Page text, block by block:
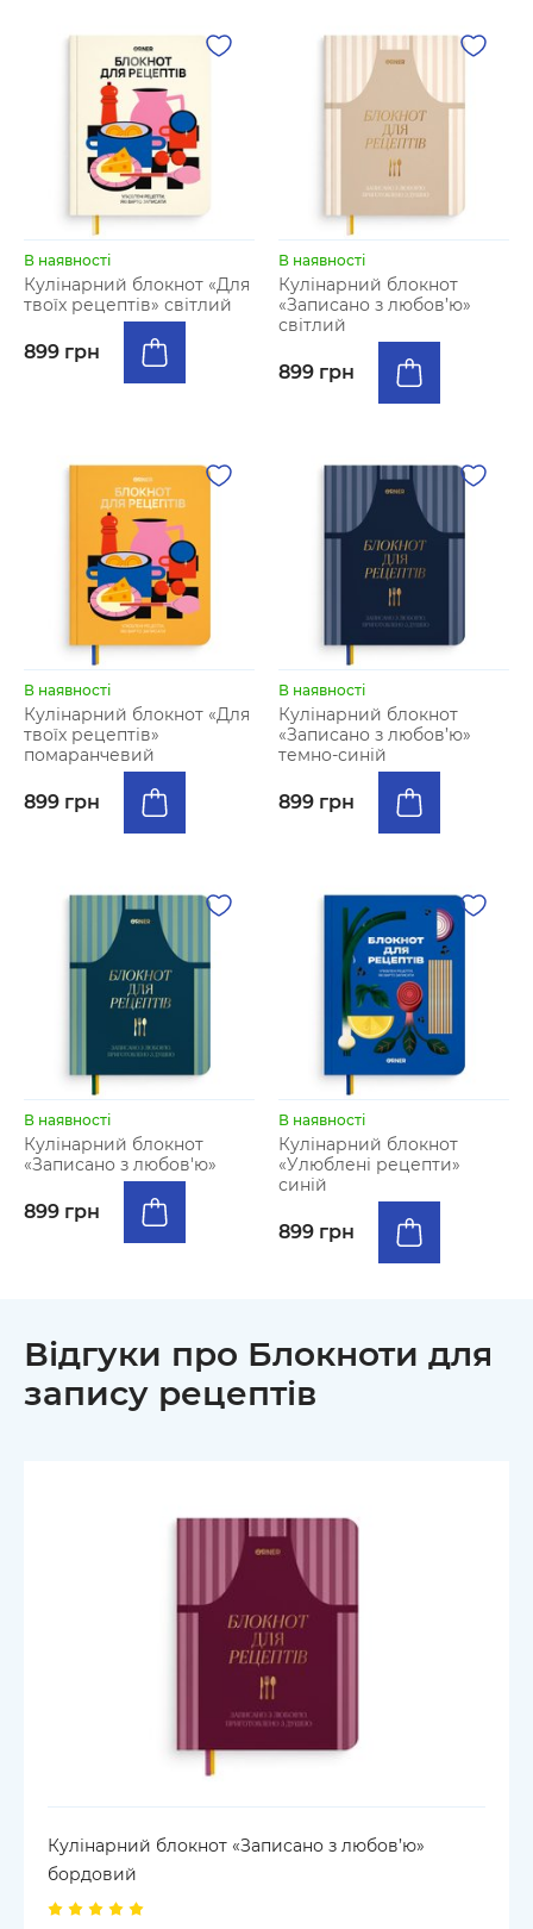
В наявності
Кулінарний блокнот «Для
твоїх рецептів» світлий
899 грн
В наявності
Кулінарний блокнот
«Записано з любов’ю»
світлий
899 грн
В наявності
Кулінарний блокнот «Для
твоїх рецептів»
помаранчевий
899 грн
В наявності
Кулінарний блокнот
«Записано з любов’ю»
темно-синій
899 грн
В наявності
Кулінарний блокнот
«Записано з любов'ю»
899 грн
В наявності
Кулінарний блокнот
«Улюблені рецепти»
синій
899 грн
Відгуки про Блокноти для
запису рецептів
Кулінарний блокнот «Записано з любов’ю»
бордовий